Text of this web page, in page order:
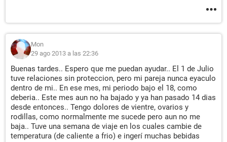
Mon
29 ago 2013 a las 22:36
Buenas tardes.. Espero que me puedan ayudar.. El 1 de Julio
tuve relaciones sin proteccion, pero mi pareja nunca eyaculo
dentro de mi.. En ese mes, mi periodo bajo el 18, como
deberia.. Este mes aun no ha bajado y ya han pasado 14 dias
desde entonces.. Tengo dolores de vientre, ovarios y
rodillas, como normalmente me sucede pero aun no me
baja.. Tuve una semana de viaje en los cuales cambie de
temperatura (de caliente a frio) e ingerí muchas bebidas